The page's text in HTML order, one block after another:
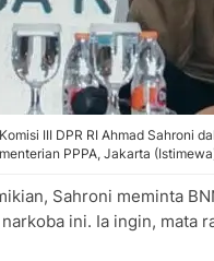
III DPR RI Ahmad Sahroni
PPPA, Jakarta
Sahroni meminta
ini. Ia ingin, mata